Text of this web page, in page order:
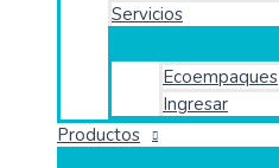
Servicios
Ecoempaques
Ingresar
Productos